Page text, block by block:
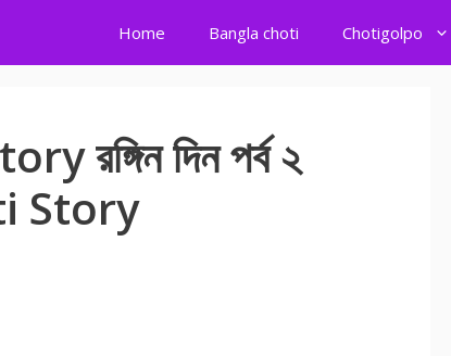
Home Bangla choti Chotigolpo
রঙ্গিন দিন পর্ব ২
Story